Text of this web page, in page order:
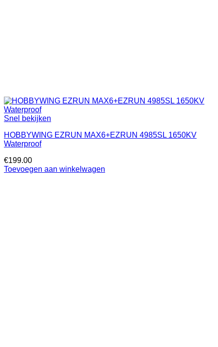
Snel bekijken
HOBBYWING EZRUN MAX6+EZRUN 4985SL 1650KV
Waterproof
€199.00
Toevoegen aan winkelwagen